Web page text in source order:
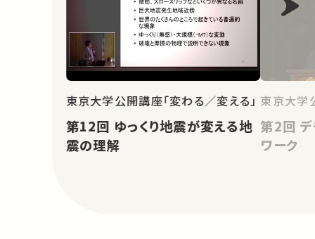
東京大学公開講座「変わる／変える」
第12回 ゆっくり地震が変える地
震の理解
東京大学
第2回 デモクラシー・地域・ネット
ワーク